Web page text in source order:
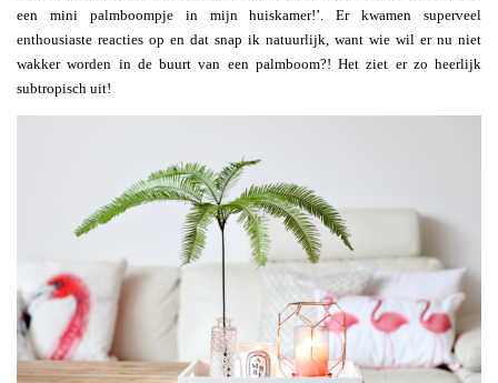
een mini palmboompje in mijn huiskamer!’. Er kwamen superveel
enthousiaste reacties op en dat snap ik natuurlijk, want wie wil er nu niet
wakker worden in de buurt van een palmboom?! Het ziet er zo heerlijk
subtropisch uit!